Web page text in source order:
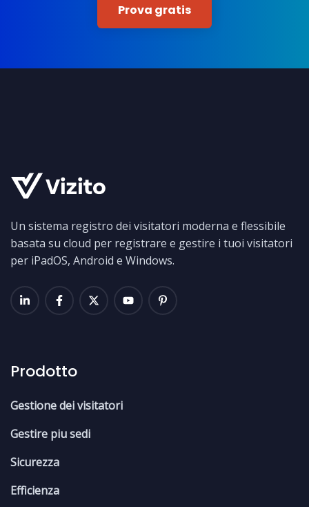
Prova gratis
Un sistema registro dei visitatori moderna e flessibile
basata su cloud per registrare e gestire i tuoi visitatori
per iPadOS, Android e Windows.
Prodotto
Gestione dei visitatori
Gestire piu sedi
Sicurezza
Efficienza